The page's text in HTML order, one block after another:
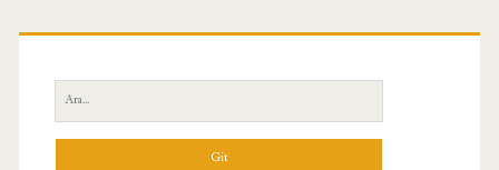
Birincil
Yan
Menü
Ara: